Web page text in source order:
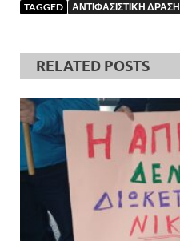
TAGGED ΑΝΤΙΦΑΣΙΣΤΙΚΗ ΔΡΑΣΗ
RELATED POSTS